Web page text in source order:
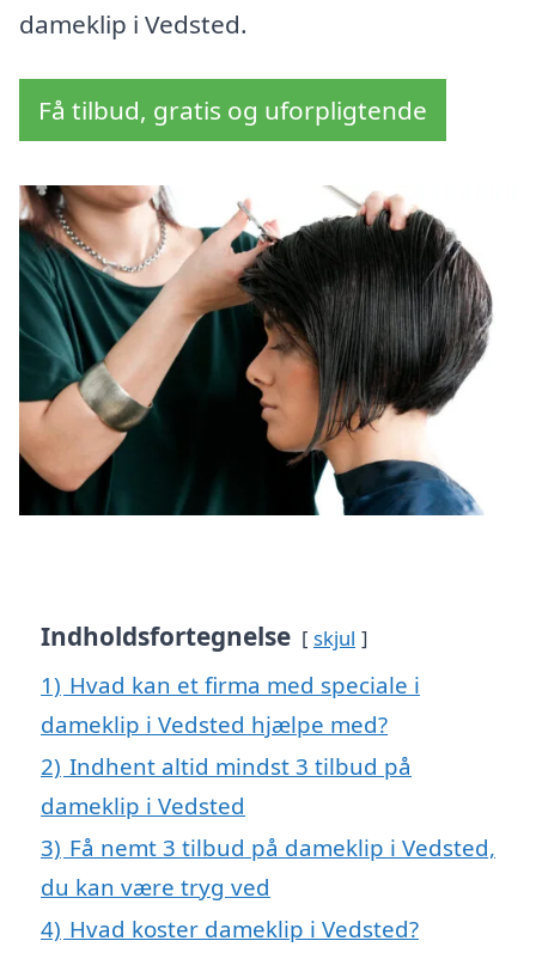
dameklip i Vedsted.
Få tilbud, gratis og uforpligtende
Indholdsfortegnelse skjul
1) Hvad kan et firma med speciale i
dameklip i Vedsted hjælpe med?
2) Indhent altid mindst 3 tilbud på
dameklip i Vedsted
3) Få nemt 3 tilbud på dameklip i Vedsted,
du kan være tryg ved
4) Hvad koster dameklip i Vedsted?